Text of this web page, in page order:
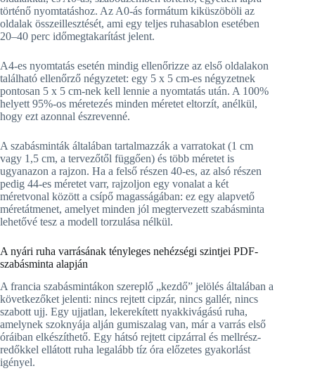
történő nyomtatáshoz. Az A0-ás formátum kiküszöböli az
oldalak összeillesztését, ami egy teljes ruhasablon esetében
20–40 perc időmegtakarítást jelent.
A4-es nyomtatás esetén mindig ellenőrizze az első oldalakon
található ellenőrző négyzetet: egy 5 x 5 cm-es négyzetnek
pontosan 5 x 5 cm-nek kell lennie a nyomtatás után. A 100%
helyett 95%-os méretezés minden méretet eltorzít, anélkül,
hogy ezt azonnal észrevenné.
A szabásminták általában tartalmazzák a varratokat (1 cm
vagy 1,5 cm, a tervezőtől függően) és több méretet is
ugyanazon a rajzon. Ha a felső részen 40-es, az alsó részen
pedig 44-es méretet varr, rajzoljon egy vonalat a két
méretvonal között a csípő magasságában: ez egy alapvető
méretátmenet, amelyet minden jól megtervezett szabásminta
lehetővé tesz a modell torzulása nélkül.
A nyári ruha varrásának tényleges nehézségi szintjei PDF-
szabásminta alapján
A francia szabásmintákon szereplő „kezdő” jelölés általában a
következőket jelenti: nincs rejtett cipzár, nincs gallér, nincs
szabott ujj. Egy ujjatlan, lekerekített nyakkivágású ruha,
amelynek szoknyája alján gumiszalag van, már a varrás első
óráiban elkészíthető. Egy hátsó rejtett cipzárral és mellrész-
redőkkel ellátott ruha legalább tíz óra előzetes gyakorlást
igényel.